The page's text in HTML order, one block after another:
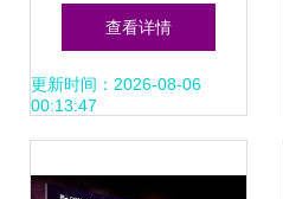
年会舞台造型策划
全攻略
查看详情
更新时间：2026-08-06
00:13:47